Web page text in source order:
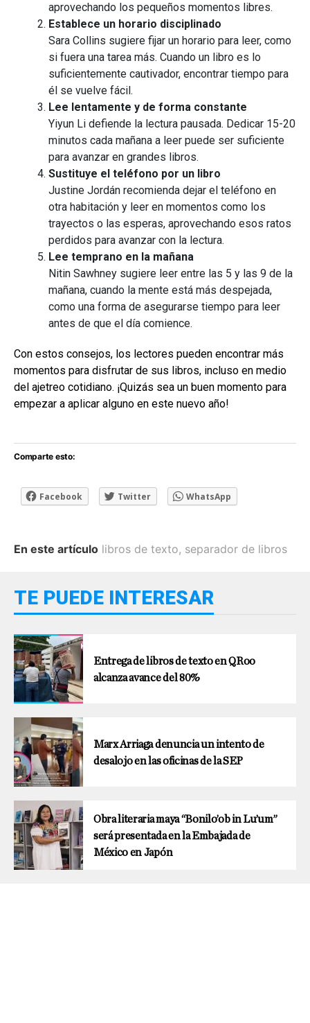
aprovechando los pequeños momentos libres.
Establece un horario disciplinado
Sara Collins sugiere fijar un horario para leer, como
si fuera una tarea más. Cuando un libro es lo
suficientemente cautivador, encontrar tiempo para
él se vuelve fácil.
Lee lentamente y de forma constante
Yiyun Li defiende la lectura pausada. Dedicar 15-20
minutos cada mañana a leer puede ser suficiente
para avanzar en grandes libros.
Sustituye el teléfono por un libro
Justine Jordán recomienda dejar el teléfono en
otra habitación y leer en momentos como los
trayectos o las esperas, aprovechando esos ratos
perdidos para avanzar con la lectura.
Lee temprano en la mañana
Nitin Sawhney sugiere leer entre las 5 y las 9 de la
mañana, cuando la mente está más despejada,
como una forma de asegurarse tiempo para leer
antes de que el día comience.
Con estos consejos, los lectores pueden encontrar más
momentos para disfrutar de sus libros, incluso en medio
del ajetreo cotidiano. ¡Quizás sea un buen momento para
empezar a aplicar alguno en este nuevo año!
Comparte esto:
Facebook Twitter WhatsApp
En este artículo libros de texto, separador de libros
TE PUEDE INTERESAR
Entrega de libros de texto en QRoo
alcanza avance del 80%
Marx Arriaga denuncia un intento de
desalojo en las oficinas de la SEP
Obra literaria maya “Bonilo’ob in Lu’um”
será presentada en la Embajada de
México en Japón